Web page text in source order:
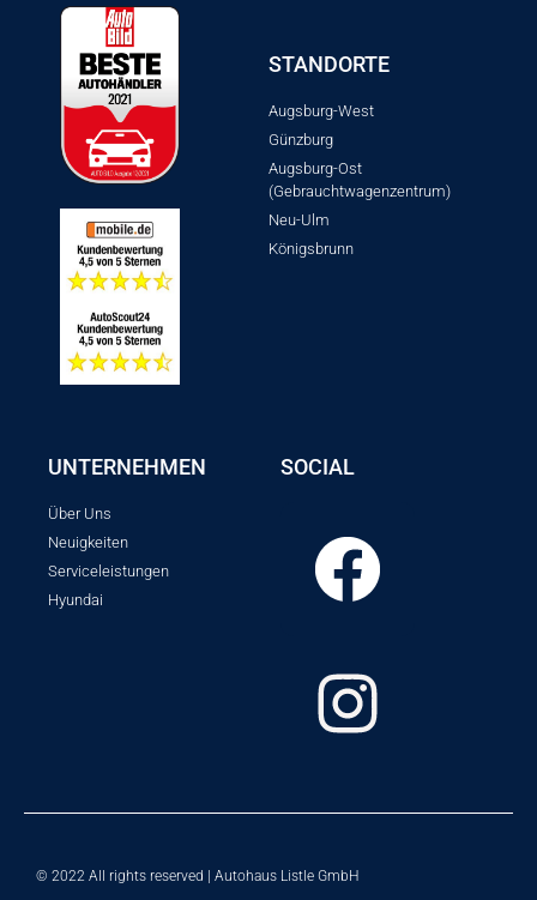
STANDORTE
Augsburg-West
Günzburg
Augsburg-Ost
(Gebrauchtwagenzentrum)
Neu-Ulm
Königsbrunn
UNTERNEHMEN
Über Uns
Neuigkeiten
Serviceleistungen
Hyundai
SOCIAL
© 2022 All rights reserved | Autohaus Listle GmbH